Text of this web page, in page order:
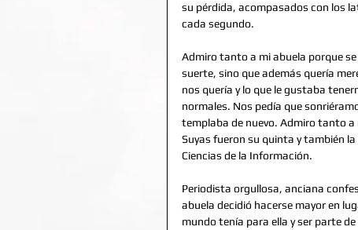
su pérdida, acompasados con los
cada segundo.
Admiro tanto a mi abuela porque
suerte, sino que además quería
nos quería y lo que le gustaba
normales. Nos pedía que
templaba de nuevo. Admiro tanto a
Suyas fueron su quinta y también
Ciencias de la Información.
Periodista orgullosa, anciana
abuela decidió hacerse mayor en
mundo tenía para ella y ser parte